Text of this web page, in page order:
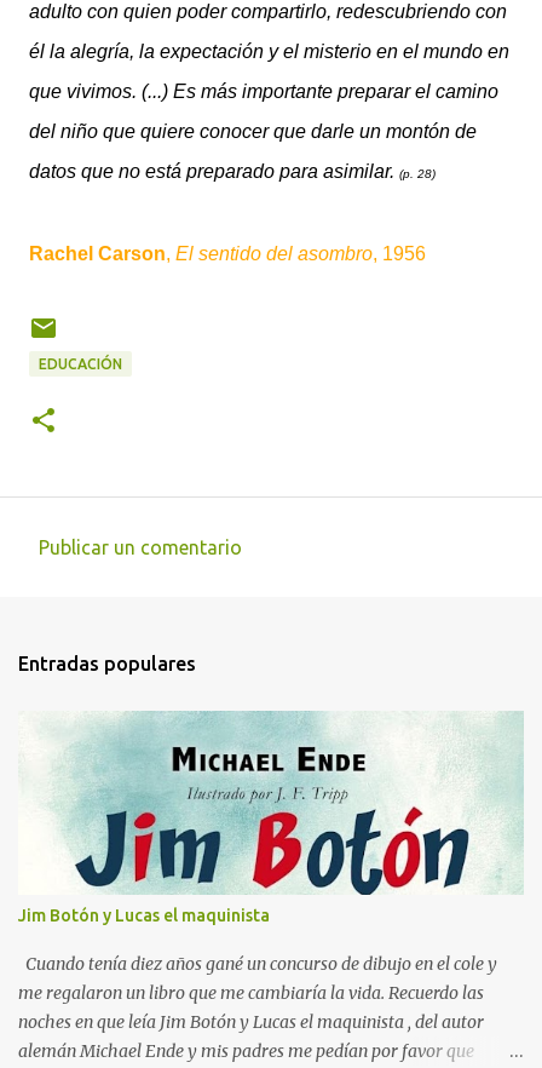
adulto con quien poder compartirlo, redescubriendo con
él la alegría, la expectación y el misterio en el mundo en
que vivimos. (...) Es más importante preparar el camino
del niño que quiere conocer que darle un montón de
datos que no está preparado para asimilar. (p. 28)
Rachel Carson, El sentido del asombro, 1956
EDUCACIÓN
e
s
Publicar un comentario
Entradas populares
Jim Botón y Lucas el maquinista
Cuando tenía diez años gané un concurso de dibujo en el cole y
me regalaron un libro que me cambiaría la vida. Recuerdo las
noches en que leía Jim Botón y Lucas el maquinista , del autor
alemán Michael Ende y mis padres me pedían por favor que